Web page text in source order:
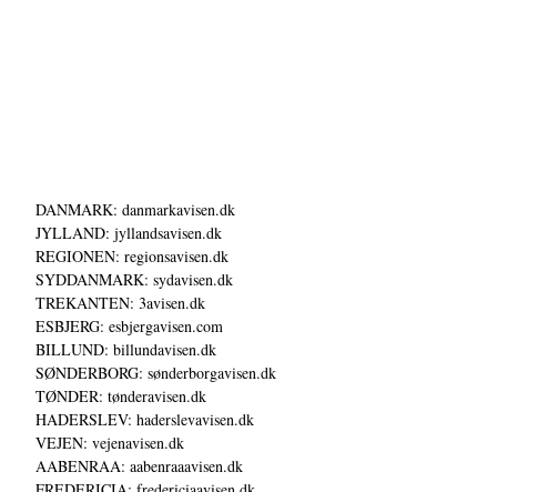
DANMARK: danmarkavisen.dk
JYLLAND: jyllandsavisen.dk
REGIONEN: regionsavisen.dk
SYDDANMARK: sydavisen.dk
TREKANTEN: 3avisen.dk
ESBJERG: esbjergavisen.com
BILLUND: billundavisen.dk
SØNDERBORG: sønderborgavisen.dk
TØNDER: tønderavisen.dk
HADERSLEV: haderslevavisen.dk
VEJEN: vejenavisen.dk
AABENRAA: aabenraaavisen.dk